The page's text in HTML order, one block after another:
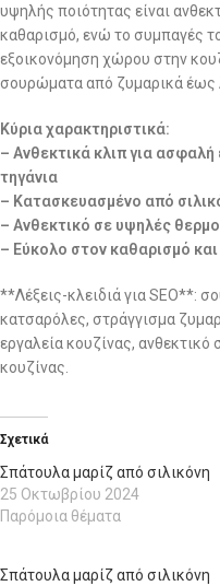
υψηλής ποιότητας είναι
καθαρισμό, ενώ το συμπαγές
εξοικονόμηση χώρου στην
σουρώματα από ζυμαρικά έως
Κύρια χαρακτηριστικά:
– Ανθεκτικά κλιπ για
τηγάνια
– Κατασκευασμένο από
– Ανθεκτικό σε υψηλές
– Εύκολο στον καθαρισμό
**Λέξεις-κλειδιά για SEO**:
κατσαρόλες, στράγγισμα
εργαλεία κουζίνας,
κουζίνας.
Σχετικά
Σπάτουλα μαρίζ από σιλικόνη
25 Οκτωβρίου 2024
Παρόμοια θέματα
Σπάτουλα μαρίζ από σιλικόνη